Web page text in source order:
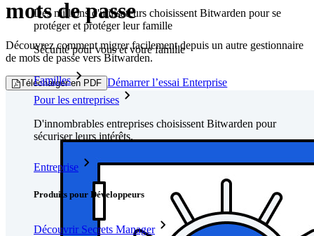
Des millions d'utilisateurs choisissent Bitwarden pour se
protéger et protéger leur famille
Sécurité pour vous et votre famille
Familles
Pour les entreprises
D'innombrables entreprises choisissent Bitwarden pour
sécuriser leurs intérêts.
Entreprise
Produits pour Développeurs
Découvrir Secrets Manager
mots de passe
Découvrez comment migrer facilement depuis un autre gestionnaire
de mots de passe vers Bitwarden.
Télécharger en PDF Démarrer l’essai Enterprise